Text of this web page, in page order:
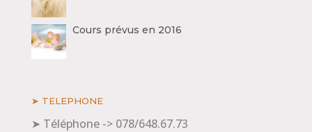
Cours prévus en 2016
➤ TELEPHONE
➤ Téléphone -> 078/648.67.73